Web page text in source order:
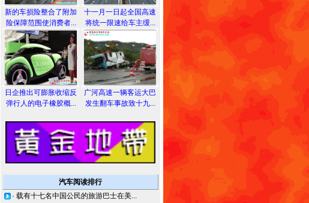
新的车损险整合了附加
险保障范围使消费者...
日企推出可膨胀收缩反
弹行人的电子橡胶概...
十一月一日起全国高速
将统一限速给车主缓...
广河高速一辆客运大巴
发生翻车事故致十九...
汽车阅读排行
· 载有十七名中国公民的旅游巴士在美...